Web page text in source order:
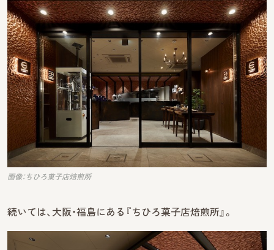
画像：ちひろ菓子店焙煎所
続いては、大阪・福島にある『ちひろ菓子店焙煎所』。